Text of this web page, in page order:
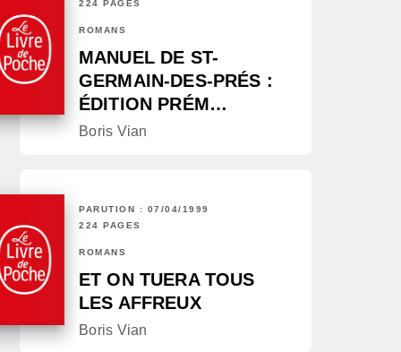
224 PAGES
ROMANS
MANUEL DE ST-
GERMAIN-DES-PRÉS :
ÉDITION PRÉM…
Boris Vian
PARUTION : 07/04/1999
224 PAGES
ROMANS
ET ON TUERA TOUS
LES AFFREUX
Boris Vian